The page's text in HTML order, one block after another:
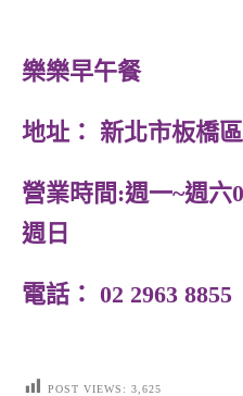
樂樂早午餐
地址： 新北市板橋
營業時間:週一~週六
週日
電話： 02 2963 8855
POST VIEWS: 3,625